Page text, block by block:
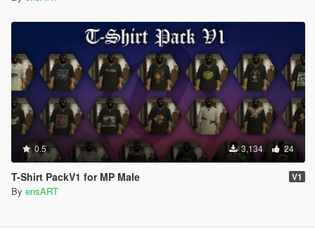
0.5 3,134 24
T-Shirt PackV1 for MP Male V1
By ensART